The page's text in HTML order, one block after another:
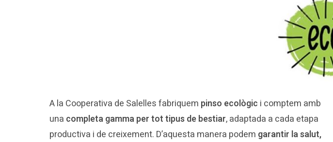
A la Cooperativa de Salelles fabriquem pinso ecològic i comptem amb
una completa gamma per tot tipus de bestiar, adaptada a cada etapa
productiva i de creixement. D’aquesta manera podem garantir la salut,